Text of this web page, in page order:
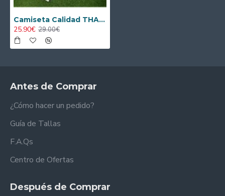
Camiseta Calidad THAI NEYMAR JR 11 Santos FC Local 2011/12 Retro Equipación
25.90€ 29.00€
Antes de Comprar
¿Cómo hacer un pedido?
Guía de Tallas
F.A.Qs
Centro de Ofertas
Después de Comprar